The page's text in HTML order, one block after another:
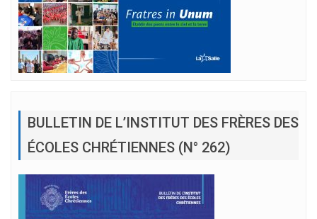
BULLETIN DE L’INSTITUT DES FRÈRES DES
ÉCOLES CHRÉTIENNES (N° 262)